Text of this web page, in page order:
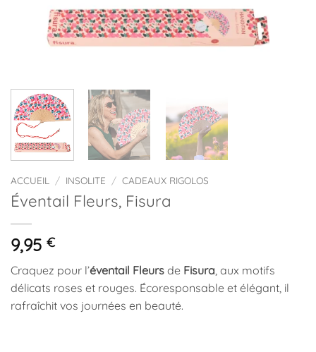
ACCUEIL / INSOLITE / CADEAUX RIGOLOS
Éventail Fleurs, Fisura
9,95 €
Craquez pour l’éventail Fleurs de Fisura, aux motifs
délicats roses et rouges. Écoresponsable et élégant, il
rafraîchit vos journées en beauté.